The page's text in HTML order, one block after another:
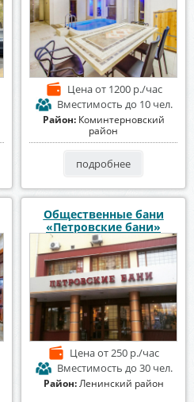
Ценаот 1200 р./час
Вместимость до 10 чел.
Район: Коминтерновский
район
подробнее
Общественные бани
«Петровские бани»
Ценаот 250 р./час
Вместимость до 30 чел.
Район:Ленинский район